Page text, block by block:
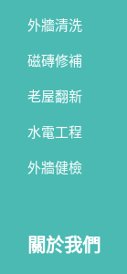
外牆清洗
磁磚修補
老屋翻新
水電工程
外牆健檢
關於我們